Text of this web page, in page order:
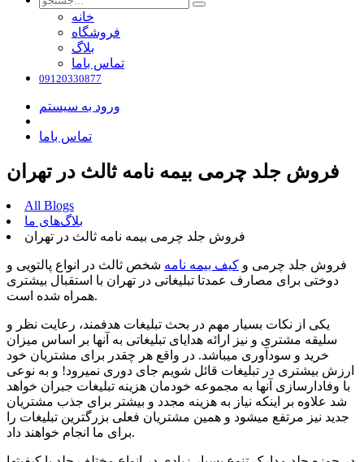
خانه
فروشگاه
بلاگ
تماس باما
09120330877
ورود به سیستم
تماس باما
فروش جلد چرمی بیمه نامه ثالث در تهران
All Blogs
بلاگ‌های ما
فروش جلد چرمی بیمه نامه ثالث در تهران
فروش جلد چرمی و کیف بیمه نامه شخص ثالث در انواع پالتویی و
دوختی برای مصارف عمدتا تبلیغاتی در تهران با استقبال بیشتری
همراه شده است.
یکی از نکات بسیار مهم در بحث تبلیغات هدفمند، رعایت نظر و
سلیقه مشتری و نیز ارائه هدایای تبلیغاتی به آنها بر اساس میزان
خرید و سودآوری میباشد. در واقع هر چقدر برای مشتریان خود
ارزش بیشتری در تبلیغات قائل شویم جای دوری نمیرود! و به نوعی
با وفادارسازی آنها به مجموعه خودمان هزینه تبلیغات جبران خواهد
شد علاوه بر اینکه نیاز به هزینه مجدد و بیشتر برای جذب مشتریان
جدید نیز مرتفع میشود و همین مشتریان فعلی بزرگترین تبلیغات را
برای ما انجام خواهند داد.